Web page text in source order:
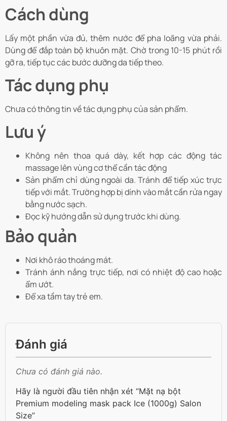
Cách dùng
Lấy một phần vừa đủ, thêm nước để pha loãng vừa phải.
Dùng để đắp toàn bộ khuôn mặt. Chờ trong 10-15 phút rồi
gỡ ra, tiếp tục các bước dưỡng da tiếp theo.
Tác dụng phụ
Chưa có thông tin về tác dụng phụ của sản phẩm.
Lưu ý
Không nên thoa quá dày, kết hợp các động tác
massage lên vùng cơ thể cần tác động
Sản phẩm chỉ dùng ngoài da. Tránh để tiếp xúc trực
tiếp với mắt. Trường hợp bị dính vào mắt cần rửa ngay
bằng nước sạch.
Đọc kỹ hướng dẫn sử dụng trước khi dùng.
Bảo quản
Nơi khô ráo thoáng mát.
Tránh ánh nắng trực tiếp, nơi có nhiệt độ cao hoặc
ẩm ướt.
Để xa tầm tay trẻ em.
Đánh giá
Chưa có đánh giá nào.
Hãy là người đầu tiên nhận xét “Mặt nạ bột
Premium modeling mask pack Ice (1000g) Salon
Size”